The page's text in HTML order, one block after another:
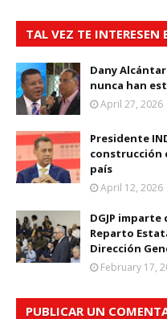
TAL VEZ TE INTERESEN
Dany
nunca han
April 27, 2026
Presidente
construcción
país
April 12, 2026
DGJP
Reparto
Dirección
February 17,
PUBLICAR UN